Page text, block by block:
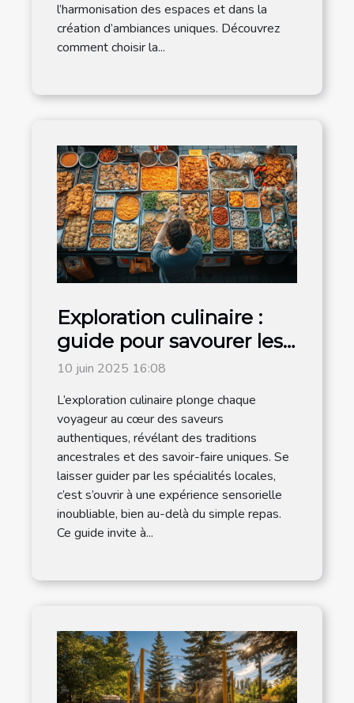
l’harmonisation des espaces et dans la
création d’ambiances uniques. Découvrez
comment choisir la...
Exploration culinaire :
guide pour savourer les
traditions locales
10 juin 2025 16:08
L’exploration culinaire plonge chaque
voyageur au cœur des saveurs
authentiques, révélant des traditions
ancestrales et des savoir-faire uniques. Se
laisser guider par les spécialités locales,
c’est s’ouvrir à une expérience sensorielle
inoubliable, bien au-delà du simple repas.
Ce guide invite à...